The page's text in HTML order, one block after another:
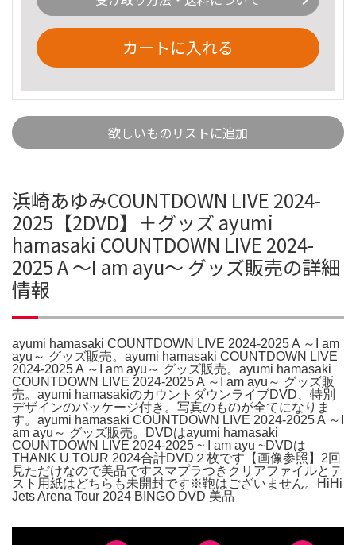
カートに入れる
欲しいものリストに追加
浜崎あゆみCOUNTDOWN LIVE 2024-
2025【2DVD】＋グッズ ayumi
hamasaki COUNTDOWN LIVE 2024-
2025 A ～I am ayu～ グッズ販売の詳細
情報
ayumi hamasaki COUNTDOWN LIVE 2024-2025 A ～I am
ayu～ グッズ販売。ayumi hamasaki COUNTDOWN LIVE
2024-2025 A ～I am ayu～ グッズ販売。ayumi hamasaki
COUNTDOWN LIVE 2024-2025 A ～I am ayu～ グッズ販
売。ayumi hamasakiのカウントダウンライブDVD、特別
デザインのパッケージ付き。写真のものが全てになりま
す。ayumi hamasaki COUNTDOWN LIVE 2024-2025 A ～I
am ayu～ グッズ販売。DVDはayumi hamasaki
COUNTDOWN LIVE 2024-2025 ~ I am ayu ~DVDは
THANK U TOUR 2024合計DVD２枚です【画像参照】2回
見ただけなので美品ですスマプラつきクリアファイルとテ
スト用紙はどちらも未開封です※鞄はございません。HiHi
Jets Arena Tour 2024 BINGO DVD 美品